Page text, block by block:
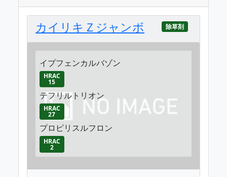
カイリキＺジャンボ 除草剤
イプフェンカルバゾン
HRAC
15
テフリルトリオン
HRAC
27
プロピリスルフロン
HRAC
2